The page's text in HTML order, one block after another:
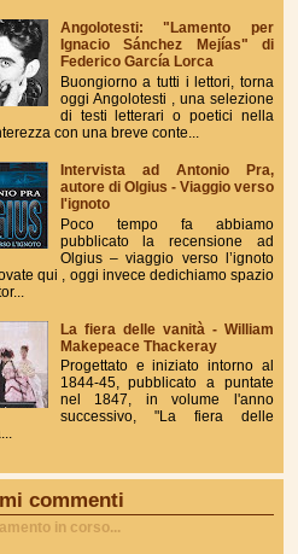
Angolotesti: "Lamento per
Ignacio Sánchez Mejías" di
Federico García Lorca
Buongiorno a tutti i lettori, torna
oggi Angolotesti , una selezione
di testi letterari o poetici nella
con una breve conte...
Intervista ad Antonio Pra,
autore di Olgius - Viaggio verso
l'ignoto
Poco tempo fa abbiamo
pubblicato la recensione ad
Olgius – viaggio verso l’ignoto
qui , oggi invece dedichiamo spazio
La fiera delle vanità - William
Makepeace Thackeray
Progettato e iniziato intorno al
1844-45, pubblicato a puntate
nel 1847, in volume l'anno
successivo, "La fiera delle
commenti
in corso...